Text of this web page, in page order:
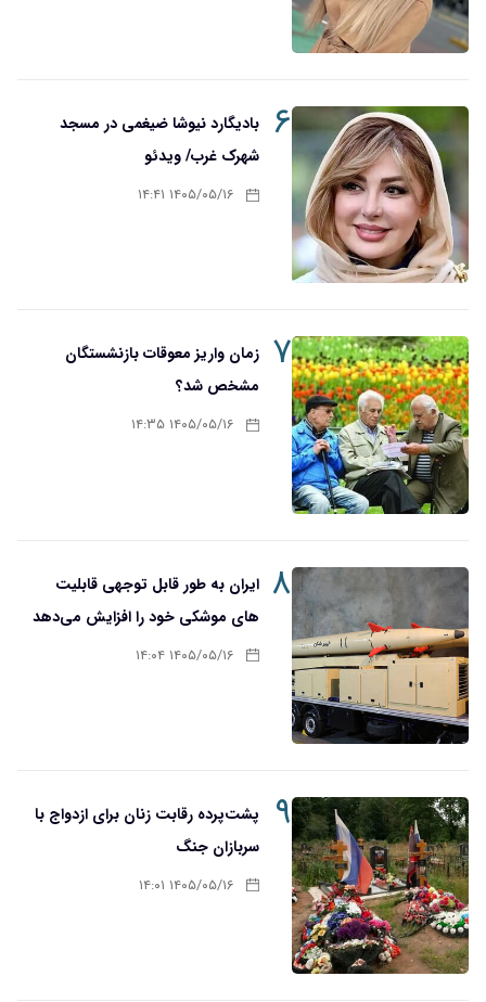
۶
بادیگارد نیوشا ضیغمی در مسجد
شهرک غرب/ ویدئو
۱۴۰۵/۰۵/۱۶ ۱۴:۴۱
۷ زمان واریز معوقات بازنشستگان
مشخص شد؟
۱۴۰۵/۰۵/۱۶ ۱۴:۳۵
۸ ایران به طور قابل توجهی قابلیت
های موشکی خود را افزایش می‌دهد
۱۴۰۵/۰۵/۱۶ ۱۴:۰۴
۹
پشت‌پرده رقابت زنان برای ازدواج با
سربازان جنگ
۱۴۰۵/۰۵/۱۶ ۱۴:۰۱